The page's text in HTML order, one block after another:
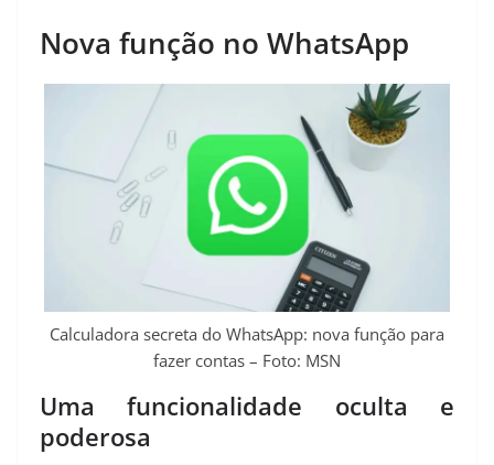
Nova função no WhatsApp
Calculadora secreta do WhatsApp: nova função para
fazer contas – Foto: MSN
Uma funcionalidade oculta e
poderosa